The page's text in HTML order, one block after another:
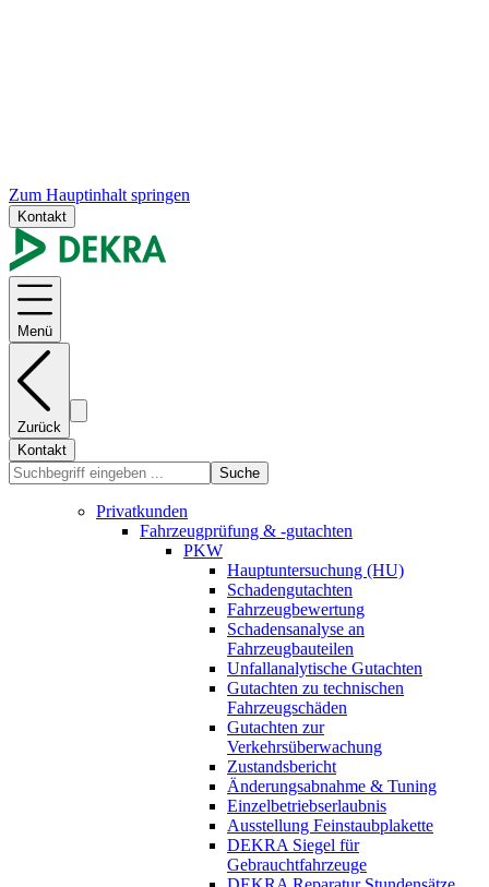
Zum Hauptinhalt springen
Kontakt
Menü
Zurück
Kontakt
Suche
Privatkunden
Fahrzeugprüfung & -gutachten
PKW
Hauptuntersuchung (HU)
Schadengutachten
Fahrzeugbewertung
Schadensanalyse an
Fahrzeugbauteilen
Unfallanalytische Gutachten
Gutachten zu technischen
Fahrzeugschäden
Gutachten zur
Verkehrsüberwachung
Zustandsbericht
Änderungsabnahme & Tuning
Einzelbetriebserlaubnis
Ausstellung Feinstaubplakette
DEKRA Siegel für
Gebrauchtfahrzeuge